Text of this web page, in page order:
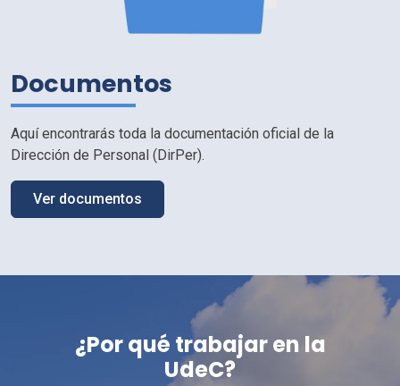
Documentos
Aquí encontrarás toda la documentación oficial de la
Dirección de Personal ( DirPer).
Ver documentos
¿Porqué trabajar en la
UdeC?